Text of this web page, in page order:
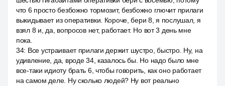
что 6 просто безбожно тормозит, безбожно глючит прилаги
выкидывает из оперативки. Короче, бери 8, я послушал, я
взял 8 и, да, вопросов нет, работает. Но вот 3 день мне
пока.
34: Все устраивает прилаги держит шустро, быстро. Ну, на
удивление, да, вроде 34, казалось бы. Но надо было мне
все-таки идиоту брать 6, чтобы говорить, как оно работает
на самом деле. Ну сколько людей? Ну вот реально